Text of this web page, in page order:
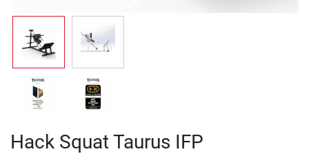
Hack Squat Taurus IFP